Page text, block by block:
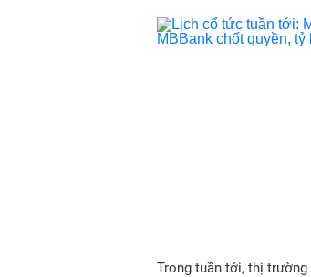
Trong tuần tới, thị